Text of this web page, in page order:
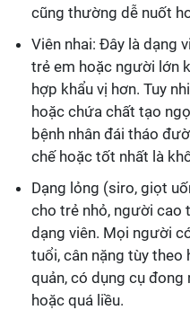
cũng thường dễ nuốt
Viên nhai: Đây là dạng
trẻ em hoặc người lớn
hợp khẩu vị hơn. Tuy
hoặc chứa chất tạo
bệnh nhân đái tháo
chế hoặc tốt nhất là
Dạng lỏng (siro, giọt
cho trẻ nhỏ, người cao
dạng viên. Mọi người
tuổi, cân nặng tùy theo
quản, có dụng cụ đong
hoặc quá liều.